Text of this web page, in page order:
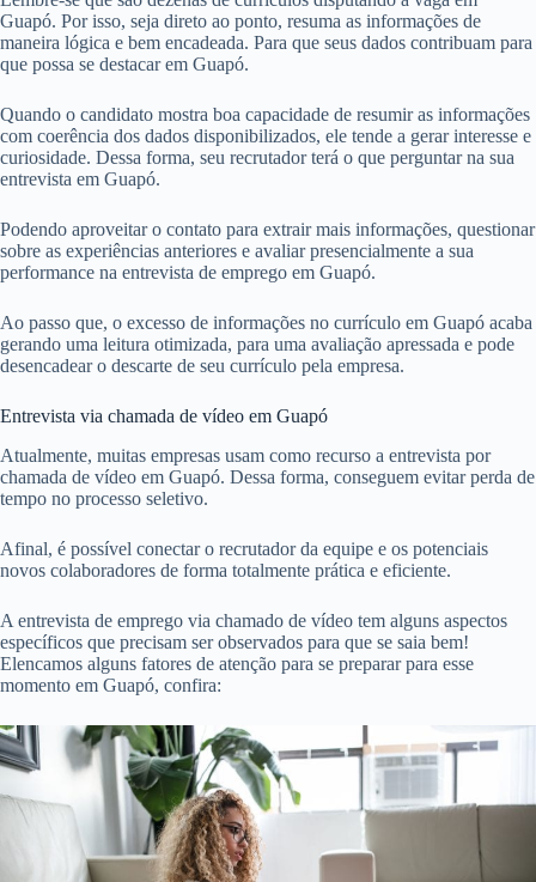
Guapó. Por isso, seja direto ao ponto, resuma as informações de
maneira lógica e bem encadeada. Para que seus dados contribuam para
que possa se destacar em Guapó.
Quando o candidato mostra boa capacidade de resumir as informações
com coerência dos dados disponibilizados, ele tende a gerar interesse e
curiosidade. Dessa forma, seu recrutador terá o que perguntar na sua
entrevista em Guapó.
Podendo aproveitar o contato para extrair mais informações, questionar
sobre as experiências anteriores e avaliar presencialmente a sua
performance na entrevista de emprego em Guapó.
Ao passo que, o excesso de informações no currículo em Guapó acaba
gerando uma leitura otimizada, para uma avaliação apressada e pode
desencadear o descarte de seu currículo pela empresa.
Entrevista via chamada de vídeo em Guapó
Atualmente, muitas empresas usam como recurso a entrevista por
chamada de vídeo em Guapó. Dessa forma, conseguem evitar perda de
tempo no processo seletivo.
Afinal, é possível conectar o recrutador da equipe e os potenciais
novos colaboradores de forma totalmente prática e eficiente.
A entrevista de emprego via chamado de vídeo tem alguns aspectos
específicos que precisam ser observados para que se saia bem!
Elencamos alguns fatores de atenção para se preparar para esse
momento em Guapó, confira: